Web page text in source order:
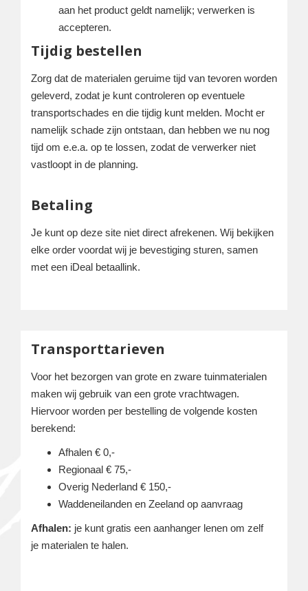
aan het product geldt namelijk; verwerken is
accepteren.
Tijdig bestellen
Zorg dat de materialen geruime tijd van tevoren worden
geleverd, zodat je kunt controleren op eventuele
transportschades en die tijdig kunt melden. Mocht er
namelijk schade zijn ontstaan, dan hebben we nu nog
tijd om e.e.a. op te lossen, zodat de verwerker niet
vastloopt in de planning.
Betaling
Je kunt op deze site niet direct afrekenen. Wij bekijken
elke order voordat wij je bevestiging sturen, samen
met een iDeal betaallink.
Transporttarieven
Voor het bezorgen van grote en zware tuinmaterialen
maken wij gebruik van een grote vrachtwagen.
Hiervoor worden per bestelling de volgende kosten
berekend:
Afhalen € 0,-
Regionaal € 75,-
Overig Nederland € 150,-
Waddeneilanden en Zeeland op aanvraag
Afhalen: je kunt gratis een aanhanger lenen om zelf
je materialen te halen.